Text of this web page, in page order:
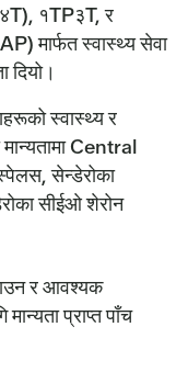
१TP३T, र
मार्फत स्वास्थ्य सेवा
दियो।
स्वास्थ्य र
मान्यतामा Central
सेन्डेरोका
सीईओ शेरोन
र आवश्यक
प्राप्त पाँच